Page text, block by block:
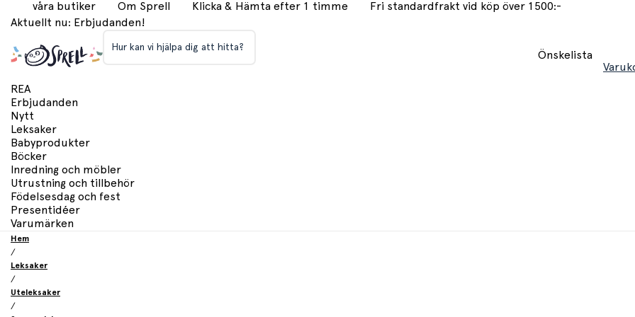
våra butiker Om Sprell Klicka & Hämta efter 1 timme
Fri standardfrakt vid köp över 1500:-
Aktuellt nu: Erbjudanden!
Hur kan vi hjälpa dig att hitta?
Önskelista
REA
Erbjudanden
Nytt
Leksaker
Babyprodukter
Böcker
Inredning och möbler
Utrustning och tillbehör
Födelsesdag och fest
Presentidéer
Varumärken
Hem
/
Leksaker
/
Uteleksaker
/